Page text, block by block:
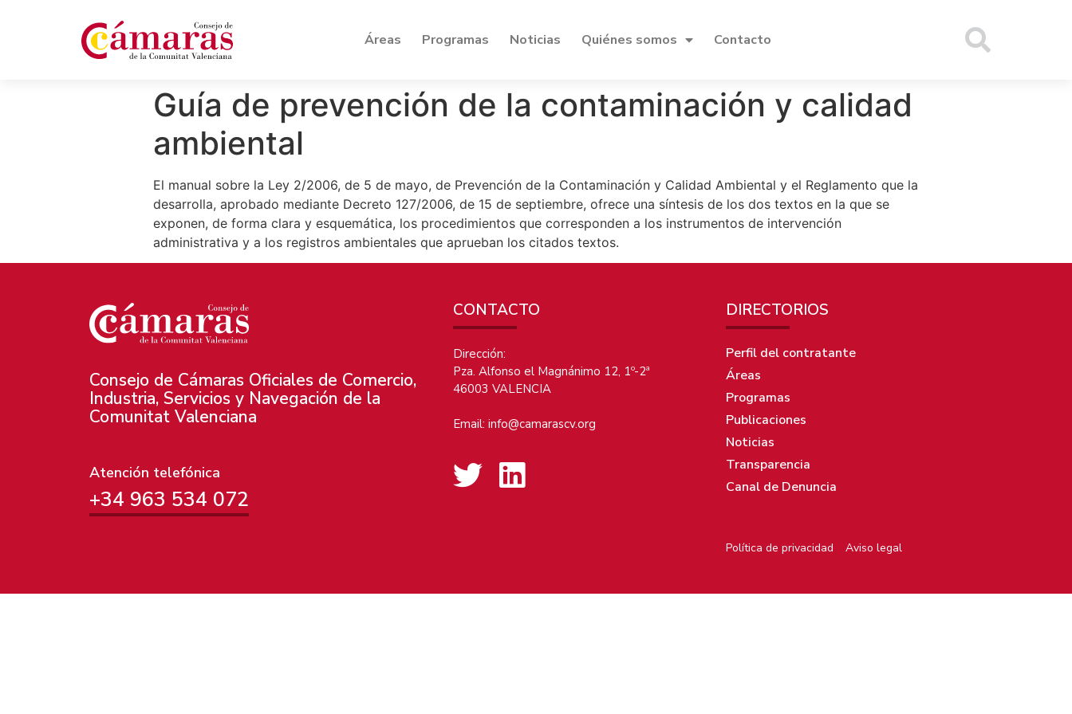
Áreas Programas Noticias Quiénes somos Contacto
Guía de prevención de la contaminación y calidad
ambiental
El manual sobre la Ley 2/2006, de 5 de mayo, de Prevención de la Contaminación y Calidad Ambiental y el Reglamento que la
desarrolla, aprobado mediante Decreto 127/2006, de 15 de septiembre, ofrece una síntesis de los dos textos en la que se
exponen, de forma clara y esquemática, los procedimientos que corresponden a los instrumentos de intervención
administrativa y a los registros ambientales que aprueban los citados textos.
Consejo de Cámaras Oficiales de Comercio,
Industria, Servicios y Navegación de la
Comunitat Valenciana
Atención telefónica
+34 963 534 072
CONTACTO
Dirección:
Pza. Alfonso el Magnánimo 12, 1º-2ª
46003 VALENCIA
Email: info@camarascv.org
DIRECTORIOS
Perfil del contratante
Áreas
Programas
Publicaciones
Noticias
Transparencia
Canal de Denuncia
Política de privacidad Aviso legal